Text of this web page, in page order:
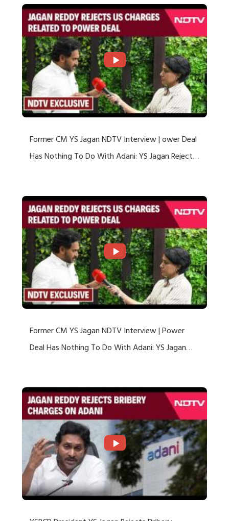
Former CM YS Jagan NDTV Interview | ower Deal
Has Nothing To Do With Adani: YS Jagan Rejects
Former CM YS Jagan NDTV Interview | Power
Deal Has Nothing To Do With Adani: YS Jagan